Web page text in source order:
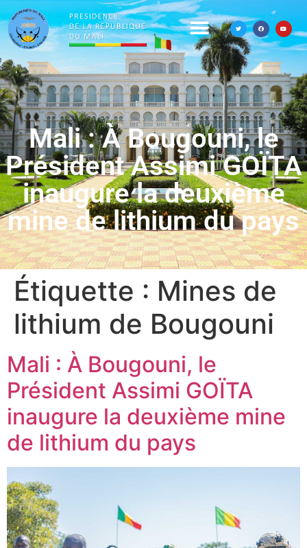
Mali : À Bougouni, le
Président Assimi GOÏTA
inaugure la deuxième
mine de lithium du pays
Étiquette : Mines de
lithium de Bougouni
Mali : À Bougouni, le
Président Assimi GOÏTA
inaugure la deuxième mine
de lithium du pays